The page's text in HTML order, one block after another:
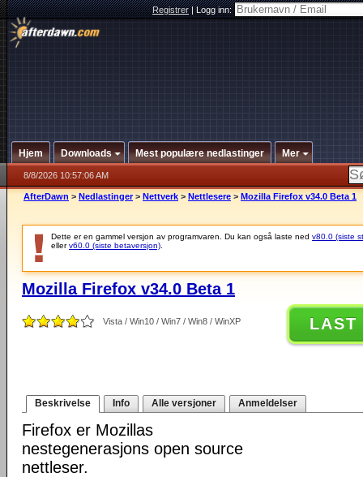
Registrer|Logg inn:
Hjem Downloads Mest populære nedlastinger Mer
8/8/2026 10:57:06 AM
AfterDawn > Nedlastinger > Nettverk > Nettlesere > Mozilla Firefox v34.0 Beta 1
Dette er en gammel versjon av programvaren. Du kan også laste ned v80.0 (siste
ellerv60.0 (siste betaversjon)
Mozilla Firefox v34.0 Beta 1
Vista / Win10 / Win7 / Win8 / WinXP LAST
Beskrivelse Info Alle versjoner Anmeldelser
Firefox er Mozillas
nestegenerasjons open source
nettleser.